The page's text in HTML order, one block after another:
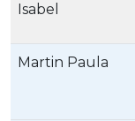
Isabel
Martin Paula